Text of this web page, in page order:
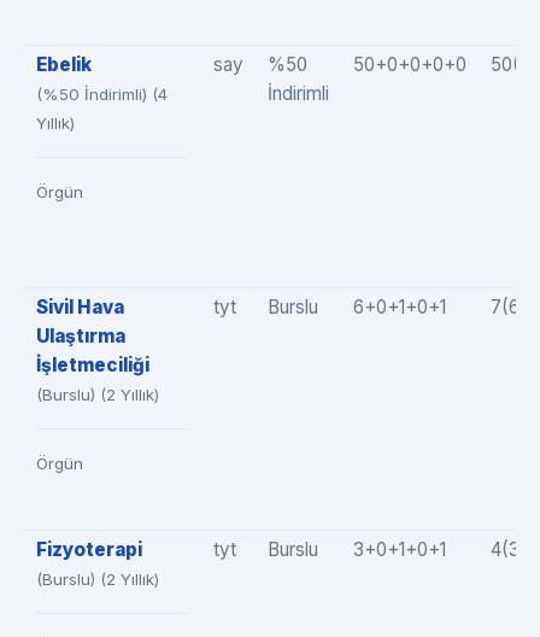
Ebelik
(%50 İndirimli) (4
Yıllık)
Örgün
say
%50
İndirimli
50+0+0+0+0
Sivil Hava
Ulaştırma
İşletmeciliği
(Burslu) (2 Yıllık)
Örgün
tyt Burslu 6+0+1+0+1
Fizyoterapi
(Burslu) (2 Yıllık)
tyt Burslu 3+0+1+0+1